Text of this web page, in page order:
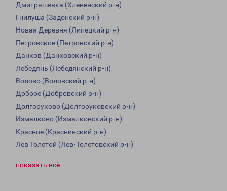
Дмитряшевка (Хлевенский р-н)
Гнилуша (Задонский р-н)
Новая Деревня (Липецкий р-н)
Петровское (Петровский р-н)
Данков (Данковский р-н)
Лебедянь (Лебедянский р-н)
Волово (Воловский р-н)
Доброе (Добровский р-н)
Долгоруково (Долгоруковский р-н)
Измалково (Измалковский р-н)
Красное (Краснинский р-н)
Лев Толстой (Лев-Толстовский р-н)
показать всё